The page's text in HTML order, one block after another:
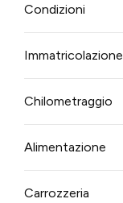
Condizioni
Immatricolazione
Chilometraggio
Alimentazione
Carrozzeria